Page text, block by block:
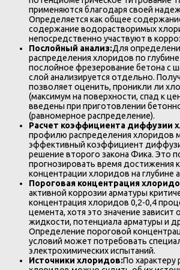
применяются благодаря своей
Определяется как общее
содержание водорастворимых
непосредственно участвуют в
Послойный анализ:Для
распределения хлоридов по
послойное фрезерование бетона с
слой анализируется отдельно.
позволяет оценить, проникли ли
(максимум на поверхности, спад к
введены при приготовлении
(равномерное распределение).
Расчет коэффициента диффузии
профилю распределения хлоридов
эффективный коэффициент
решение второго закона Фика. Это
прогнозировать время достижения
концентрации хлоридов на глубине
Пороговая концентрация
активной коррозии арматуры
концентрация хлоридов 0,2-0,4
цемента, хотя это значение зависит
жидкости, потенциала арматуры и
Определение пороговой
условий может потребовать
электрохимических испытаний.
Источники хлоридов:По характеру